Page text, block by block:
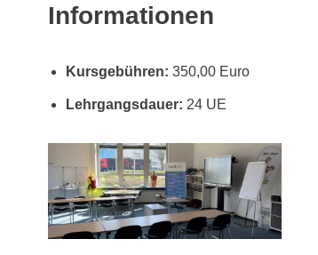
Informationen
Kursgebühren: 350,00 Euro
Lehrgangsdauer: 24 UE